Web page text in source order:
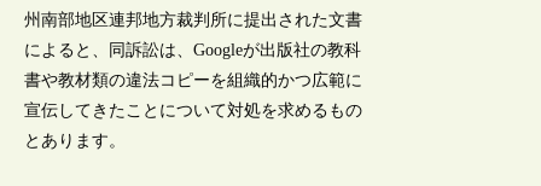
州南部地区連邦地方裁判所に提出された文書
によると、同訴訟は、Googleが出版社の教科
書や教材類の違法コピーを組織的かつ広範に
宣伝してきたことについて対処を求めるもの
とあります。